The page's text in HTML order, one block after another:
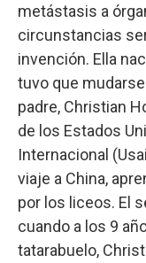
metástasis a
circunstancias
invención. Ella
tuvo que
padre, Christian
de los Estados
Internacional
viaje a China,
por los liceos. El
cuando a los 9
tatarabuelo,